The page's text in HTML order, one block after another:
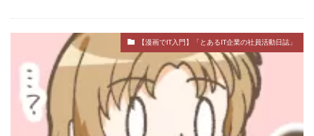
【漫画でIT入門】「とあるIT企業の社員活動日誌」